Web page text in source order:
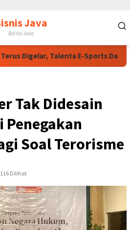
Java
Berita Java
Talenta E-Sports Daerah
Tak Didesain
Penegakan
Soal Terorisme
116 Dilihat